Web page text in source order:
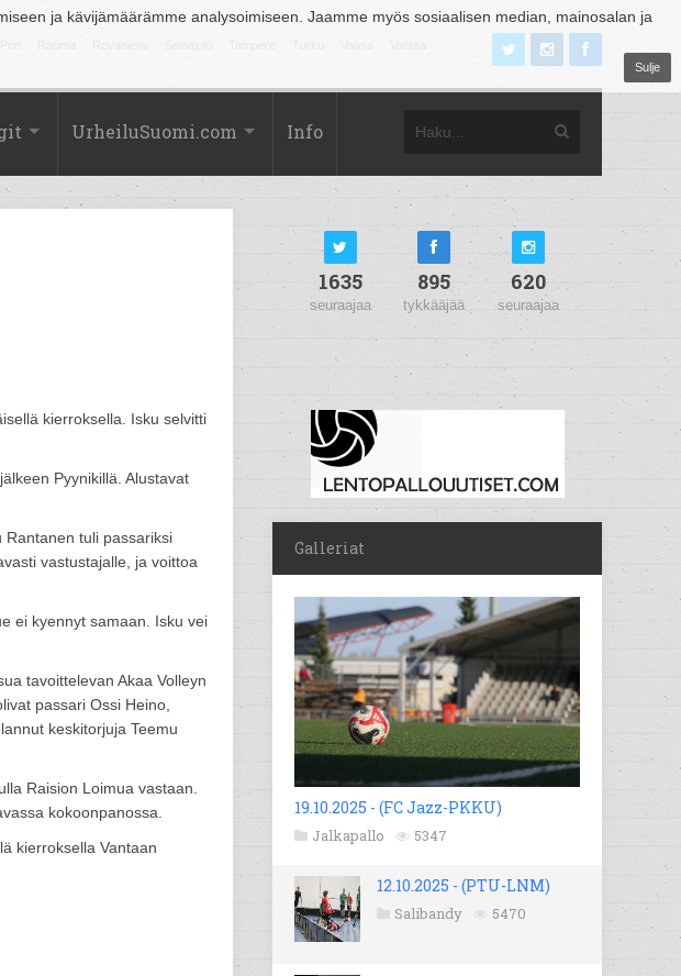
ja kävijämäärämme analysoimiseen. Jaamme myös sosiaalisen median, mainosalan ja
Sulje
UrheiluSuomi.com Info
kierroksella. Isku selvitti
Pyynikillä. Alustavat
Rantanen tuli passariksi
vastustajalle, ja voittoa
ei kyennyt samaan. Isku vei
tavoittelevan Akaa Volleyn
passari Ossi Heino,
keskitorjuja Teemu
Raision Loimua vastaan.
kokoonpanossa.
kierroksella Vantaan
1635
seuraajaa
895
tykkääjää
620
seuraajaa
Galleriat
19.10.2025 - (FC Jazz-PKKU)
Jalkapallo 5347
12.10.2025 - (PTU-LNM)
Salibandy 5470